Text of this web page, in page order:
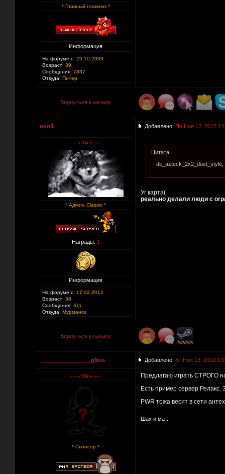
* Главный главнюк *
Информация
На форуме с: 25.10.2009
Возраст: 39
Сообщения: 7837
Откуда: Питер
Вернуться к началу
oooII Добавлено: Пн Ноя 12, 2012
* Админ Classic *
Награды: 1
Информация
На форуме с: 17.02.2012
Возраст: 38
Сообщения: 611
Откуда: Мурманск
Цитата:
Уг карта(
реально делали люди с
Вернуться к началу
_________________gNus Добавлено: Вт Ноя 13, 2012
* Спонсор *
Предлагаю играть СТРОГО
Есть пример сервер Релакс.
PWR тожа весит в сети
Шах и мат.